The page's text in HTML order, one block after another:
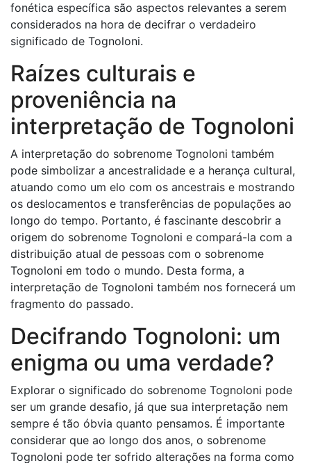
fonética específica são aspectos relevantes a serem
considerados na hora de decifrar o verdadeiro
significado de Tognoloni.
Raízes culturais e
proveniência na
interpretação de Tognoloni
A interpretação do sobrenome Tognoloni também
pode simbolizar a ancestralidade e a herança cultural,
atuando como um elo com os ancestrais e mostrando
os deslocamentos e transferências de populações ao
longo do tempo. Portanto, é fascinante descobrir a
origem do sobrenome Tognoloni e compará-la com a
distribuição atual de pessoas com o sobrenome
Tognoloni em todo o mundo. Desta forma, a
interpretação de Tognoloni também nos fornecerá um
fragmento do passado.
Decifrando Tognoloni: um
enigma ou uma verdade?
Explorar o significado do sobrenome Tognoloni pode
ser um grande desafio, já que sua interpretação nem
sempre é tão óbvia quanto pensamos. É importante
considerar que ao longo dos anos, o sobrenome
Tognoloni pode ter sofrido alterações na forma como